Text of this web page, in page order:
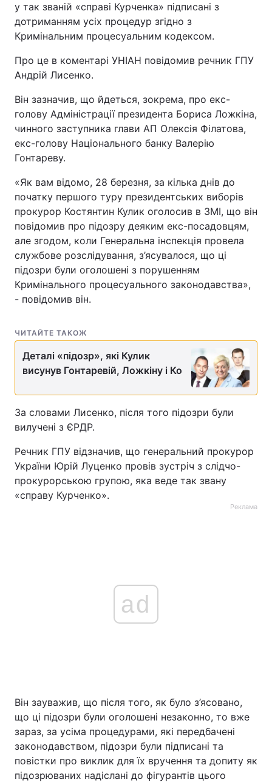
Спорт Наука
Техно і зв'язок Лайт
Зброя Інциденти
Здоров'я
Цікавинки Погода
Екологія Регіони
Відео з Youtube Статті
Інтерв'ю Думки
Архів Вакансії
Контакти
Тема оформлення
у так званій «справі Курченка» підписані з
дотриманням усіх процедур згідно з
Кримінальним процесуальним кодексом.
Про це в коментарі УНІАН повідомив речник ГПУ
Андрій Лисенко.
Він зазначив, що йдеться, зокрема, про екс-
голову Адміністрації президента Бориса Ложкіна,
чинного заступника глави АП Олексія Філатова,
екс-голову Національного банку Валерію
Гонтареву.
«Як вам відомо, 28 березня, за кілька днів до
початку першого туру президентських виборів
прокурор Костянтин Кулик оголосив в ЗМІ, що він
повідомив про підозру деяким екс-посадовцям,
але згодом, коли Генеральна інспекція провела
службове розслідування, з’ясувалося, що ці
підозри були оголошені з порушенням
Кримінального процесуального законодавства»,
- повідомив він.
ЧИТАЙТЕ ТАКОЖ
Деталі «підозр», які Кулик
висунув Гонтаревій, Ложкіну і Ко
За словами Лисенко, після того підозри були
вилучені з ЄРДР.
Речник ГПУ відзначив, що генеральний прокурор
України Юрій Луценко провів зустріч з слідчо-
прокурорською групою, яка веде так звану
«справу Курченко».
Реклама
ad
Він зауважив, що після того, як було з’ясовано,
що ці підозри були оголошені незаконно, то вже
зараз, за усіма процедурами, які передбачені
законодавством, підозри були підписані та
повістки про виклик для їх вручення та допиту як
підозрюваних надіслані до фігурантів цього